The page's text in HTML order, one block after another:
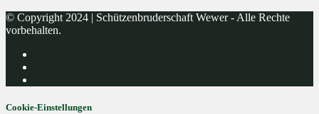
© Copyright 2024 | Schützenbruderschaft Wewer - Alle Rechte
vorbehalten.
Cookie-Einstellungen